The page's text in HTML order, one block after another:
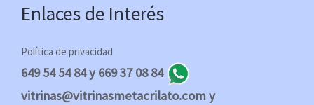
Enlaces de Interés
Política de privacidad
649 54 54 84 y 669 37 08 84
vitrinas@vitrinasmetacrilato.com y